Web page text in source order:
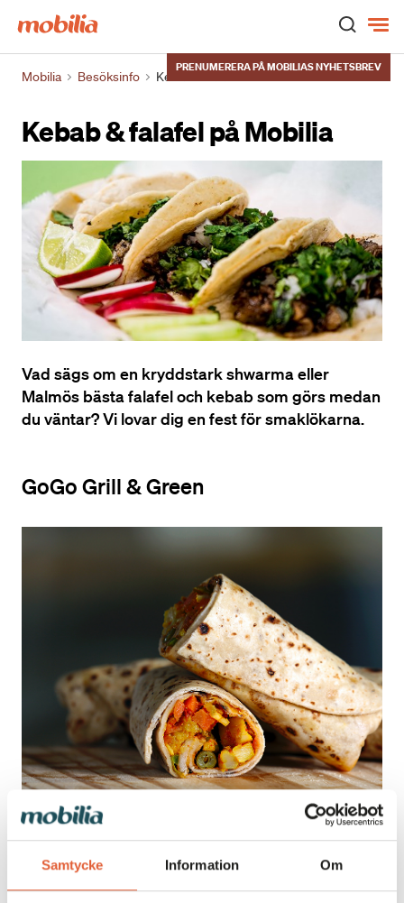
Samtycke Information Om
PRENUMERERA PÅ MOBILIAS NYHETSBREV
Mobilia Besöksinfo Kebab & falafel
Kebab & falafel på Mobilia
Vad sägs om en kryddstark shwarma eller
Malmös bästa falafel och kebab som görs medan
du väntar? Vi lovar dig en fest för smaklökarna.
GoGo Grill & Green